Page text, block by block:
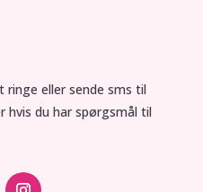
eller sende sms til
hvis du har spørgsmål til